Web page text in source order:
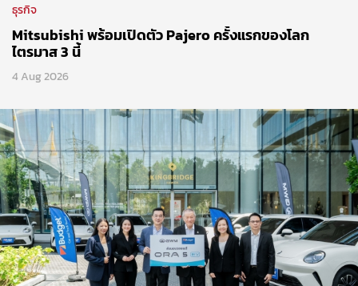
ธุรกิจ
Mitsubishi พร้อมเปิดตัว Pajero ครั้งแรกของโลก
ไตรมาส 3 นี้
4 Aug 2026